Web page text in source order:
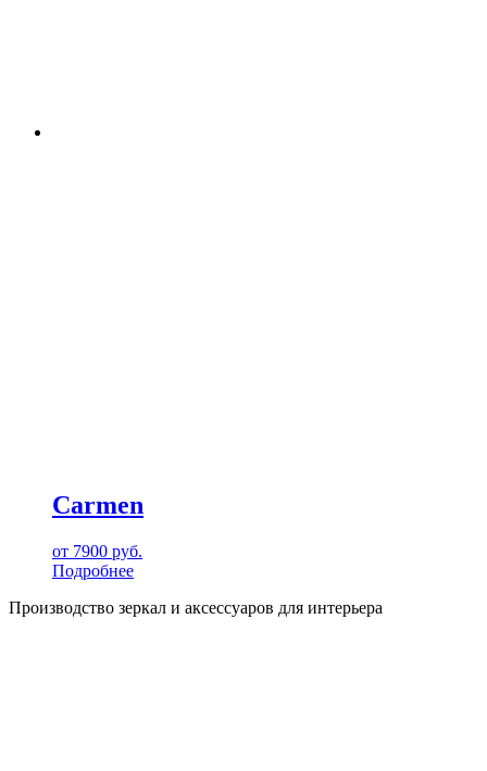
Carmen
от 7900 руб.
Подробнее
Производство зеркал и аксессуаров для интерьера